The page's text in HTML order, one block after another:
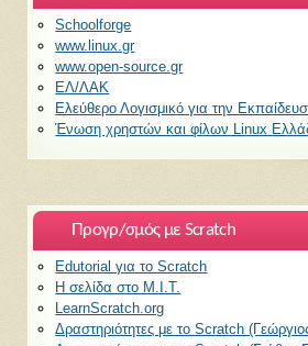
Schoolforge
www.linux.gr
www.open-source.gr
ΕΛ/ΛΑΚ
Ελεύθερο Λογισμικό για την
Ένωση χρηστών και φίλων Linux
Προγρ/σμός με Scratch
Edutorial για το Scratch
H σελίδα στο M.I.T.
LearnScratch.org
Δραστηριότητες με το Scratch